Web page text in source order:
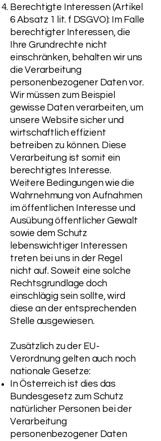
Berechtigte Interessen (Artikel
6 Absatz 1 lit. f DSGVO): Im Falle
berechtigter Interessen, die
Ihre Grundrechte nicht
einschränken, behalten wir uns
die Verarbeitung
personenbezogener Daten vor.
Wir müssen zum Beispiel
gewisse Daten verarbeiten, um
unsere Website sicher und
wirtschaftlich effizient
betreiben zu können. Diese
Verarbeitung ist somit ein
berechtigtes Interesse.
Weitere Bedingungen wie die
Wahrnehmung von Aufnahmen
im öffentlichen Interesse und
Ausübung öffentlicher Gewalt
sowie dem Schutz
lebenswichtiger Interessen
treten bei uns in der Regel
nicht auf. Soweit eine solche
Rechtsgrundlage doch
einschlägig sein sollte, wird
diese an der entsprechenden
Stelle ausgewiesen.
Zusätzlich zu der EU-
Verordnung gelten auch noch
nationale Gesetze:
In Österreich ist dies das
Bundesgesetz zum Schutz
natürlicher Personen bei der
Verarbeitung
personenbezogener Daten